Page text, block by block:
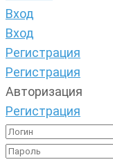
Вход
Вход
Регистрация
Регистрация
Авторизация
Регистрация